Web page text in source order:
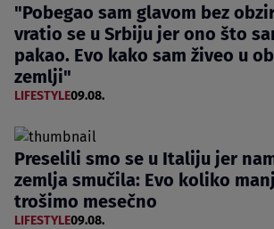
"Pobegao sam glavom bez
vratio se u Srbiju jer ono što
pakao. Evo kako sam živeo u
zemlji"
LIFESTYLE09.08.
Preselili smo se u Italiju jer
zemlja smučila: Evo koliko
trošimo mesečno
LIFESTYLE09.08.